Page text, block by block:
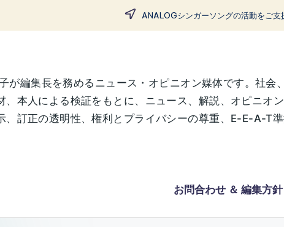
ANALOGシンガーソングの活動をご支
編集長を務めるニュース・オピニオン媒体です。社会
本人による検証をもとに、ニュース、解説、オピニオ
訂正の透明性、権利とプライバシーの尊重、E-E-A-T
お問合わせ ＆ 編集方針